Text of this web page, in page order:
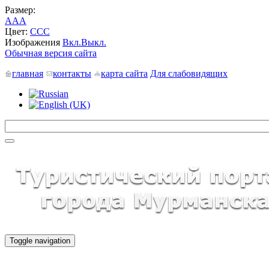
Размер:
AAA
Цвет: CCC
Изображения Вкл.Выкл.
Обычная версия сайта
главная
контакты карта сайта Для слабовидящих
Toggle navigation